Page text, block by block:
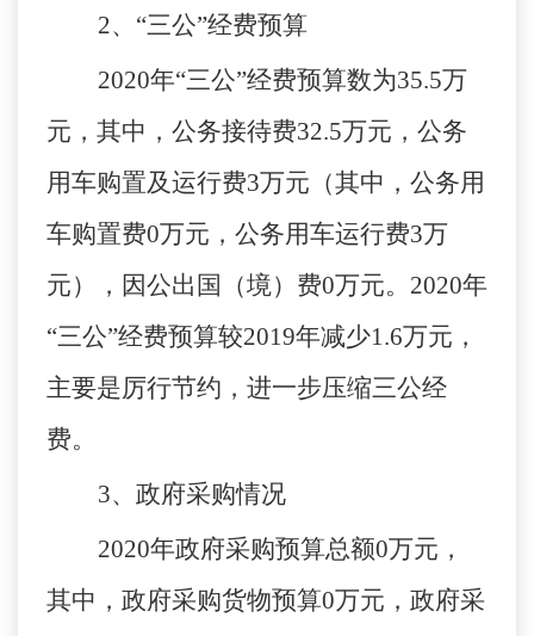
2、 “三公”经费预算
2020年“三公”经费预算数为35.5万
元，其中，公务接待费32.5万元，公务
用车购置及运行费3万元（其中，公务用
车购置费0万元，公务用车运行费3万
元），因公出国（境）费0万元。 2020年
“三公”经费预算较2019年减少1.6万元，
主要是厉行节约，进一步压缩三公经
费。
3、政府采购情况
2020年政府采购预算总额0万元，
其中， 政府采购货物预算0万元，政府采